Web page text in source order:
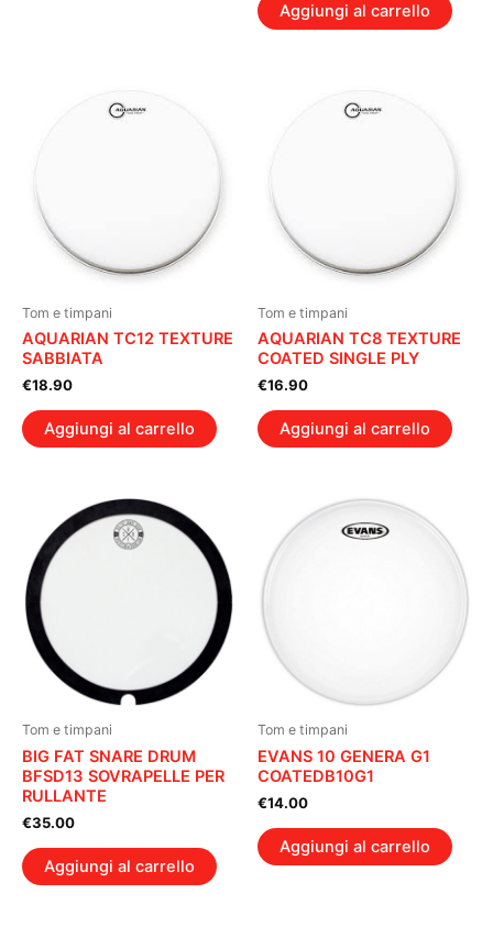
Aggiungi al carrello
Tom e timpani
AQUARIAN TC12 TEXTURE
SABBIATA
€18.90
Aggiungi al carrello
Tom e timpani
AQUARIAN TC8 TEXTURE
COATED SINGLE PLY
€16.90
Aggiungi al carrello
Tom e timpani
BIG FAT SNARE DRUM
BFSD13 SOVRAPELLE PER
RULLANTE
€35.00
Aggiungi al carrello
Tom e timpani
EVANS 10 GENERA G1
COATEDB10G1
€14.00
Aggiungi al carrello